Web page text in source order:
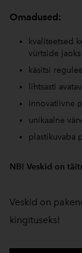
Omadused:
kvaliteetsed
vürtside jaoks
käsitsi
lihtsasti
innovatiivne
unikaalne
plastikuvaba
NB! Veskid on
Veskid on
kingituseks!